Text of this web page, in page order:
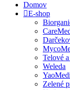
Domov
E-shop
Telové
Weleda
Zelené